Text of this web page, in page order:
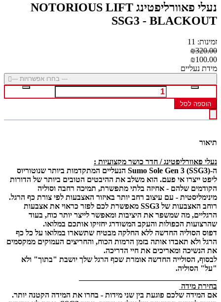
נעלי פאוורליפטינג NOTORIOUS LIFT
SSG3 - BLACKOUT
זמינות: 11
₪320.00
₪100.00
מידת נעליים
--- בחרו אפשרויות ---
הוספה לסל
תיאור
נעלי פאוורליפטינג / חדר כושר מקצועיות :
ה-
Sumo Sole Gen 3 (SSG3) הנעליים המתקדמות ביותר שנוטוריוס
ליפט ייצרו אי פעם. הוא משלב את ההיבטים הטובים ביותר של הדורות
הקודמים שלהם - אחיזה בלתי מתפשרת, תמיכה רחבה וסוליה
מינימליסטית - עם עיצוב רחב יותר באיזור האצבעות לפי צורת כף הרגל.
רוחב האצבעות של SSG3 מאפשרת לכם לפזר כראוי את אצבעות
הרגליים, מה שמשפר את היציבות ומאפשר לייצר יותר כוח, בעוד
שהרצועות הכפולות והעקב המשודרג יחזיקו אותכם במלואו.
דפוס הסוליה החדשה ללא החלקה מבטיח שתשארו במלואו על כל כף
הרגל ולא תאבדו אותה בזמן הרמות הכוח, והחריצים העמוקים ממקסמים
את הנשיכה ומאריכים את חיי הדריכה.
לבסוף, הסולייה החדשה אומרת שכף הרגל שלך יושבת "בתוך" ולא
"על" הסוליה.
בחירת מידה
אם המידה שלכם פוגעת בין שני מידות - בחרו את המידה הקטנה יותר.